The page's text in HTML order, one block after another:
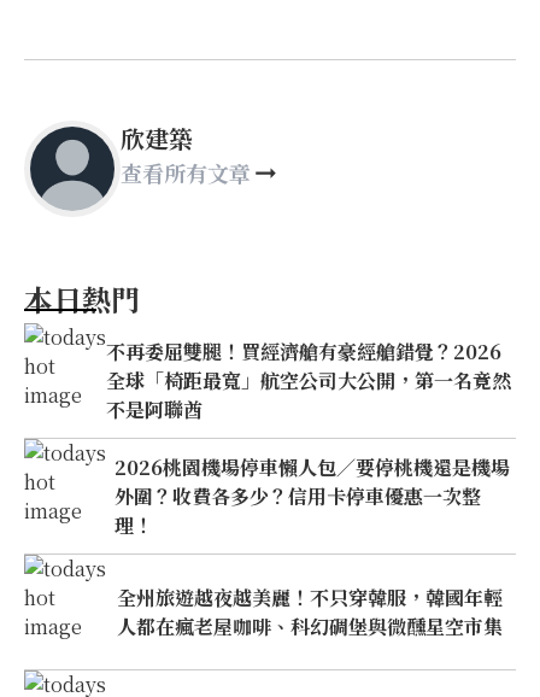
欣建築
查看所有文章
本日熱門
不再委屈雙腿！買經濟艙有豪經艙錯覺？2026
全球「椅距最寬」航空公司大公開，第一名竟然
不是阿聯酋
2026桃園機場停車懶人包／要停桃機還是機場
外圍？收費各多少？信用卡停車優惠一次整
理！
全州旅遊越夜越美麗！不只穿韓服，韓國年輕
人都在瘋老屋咖啡、科幻碉堡與微醺星空市集